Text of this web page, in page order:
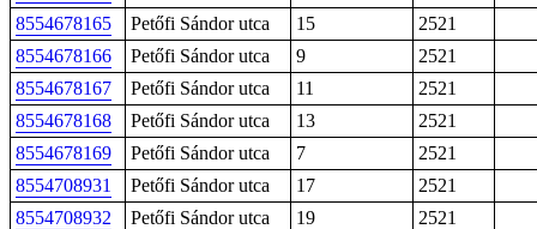
8554678165
Petőfi Sándor utca 15
2521
8554678166
Petőfi Sándor utca 9
2521
8554678167
Petőfi Sándor utca 11
2521
8554678168
Petőfi Sándor utca 13
2521
8554678169
Petőfi Sándor utca 7
2521
8554708931
Petőfi Sándor utca 17
2521
8554708932
Petőfi Sándor utca 19
2521